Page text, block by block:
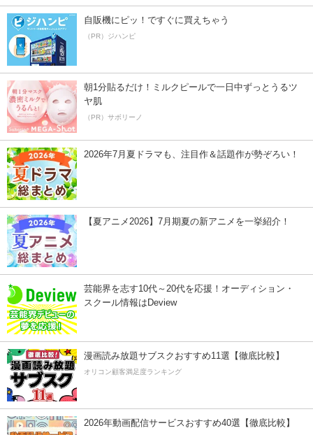
自販機にピッ！ですぐに買えちゃう
（PR）ジハンピ
朝1分貼るだけ！ミルクピールで一日中ずっとうるツ
ヤ肌
（PR）サボリーノ
2026年7月夏ドラマも、注目作＆話題作が勢ぞろい！
【夏アニメ2026】7月期夏の新アニメを一挙紹介！
芸能界を志す10代～20代を応援！オーディション・
スクール情報はDeview
漫画読み放題サブスクおすすめ11選【徹底比較】
オリコン顧客満足度ランキング
2026年動画配信サービスおすすめ40選【徹底比較】